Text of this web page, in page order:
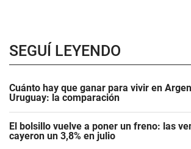
SEGUÍ LEYENDO
Cuánto hay que ganar para vivir en
Uruguay: la comparación
El bolsillo vuelve a poner un freno: las
cayeron un 3,8% en julio